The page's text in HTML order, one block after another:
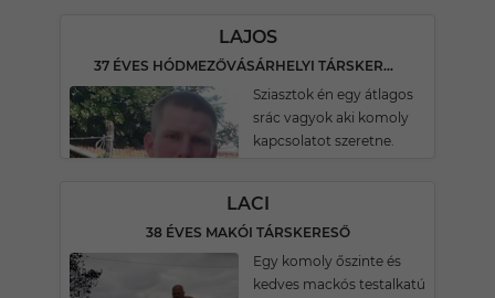
LAJOS
37 ÉVES HÓDMEZŐVÁSÁRHELYI TÁRSKERESŐ
Sziasztok én egy átlagos
srác vagyok aki komoly
kapcsolatot szeretne.
LACI
38 ÉVES MAKÓI TÁRSKERESŐ
Egy komoly őszinte és
kedves mackós testalkatú